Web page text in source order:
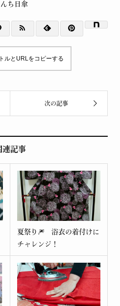
ち日傘
ルとURLをコピーする
連記事
夏祭り🎆 浴衣の着付けに
チャレンジ！